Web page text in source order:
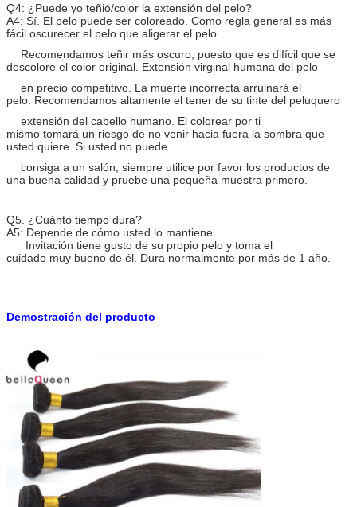
Q4: ¿Puede yo teñió/color la extensión del pelo?
A4: Sí. El pelo puede ser coloreado. Como regla general es más
fácil oscurecer el pelo que aligerar el pelo.
Recomendamos teñir más oscuro, puesto que es difícil que se
descolore el color original. Extensión virginal humana del pelo
en precio competitivo. La muerte incorrecta arruinará el
pelo. Recomendamos altamente el tener de su tinte del peluquero
extensión del cabello humano. El colorear por ti
mismo tomará un riesgo de no venir hacia fuera la sombra que
usted quiere. Si usted no puede
consiga a un salón, siempre utilice por favor los productos de
una buena calidad y pruebe una pequeña muestra primero.
Q5. ¿Cuánto tiempo dura?
A5: Depende de cómo usted lo mantiene.
Invitación tiene gusto de su propio pelo y toma el
cuidado muy bueno de él. Dura normalmente por más de 1 año.
Demostración del producto